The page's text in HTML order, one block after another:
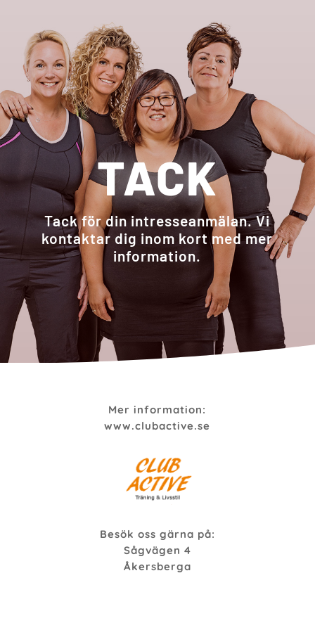
TACK
Tack för din intresseanmälan. Vi
kontaktar dig inom kort med mer
information.
Mer information:
www.clubactive.se
Besök oss gärna på:
Sågvägen 4
Åkersberga